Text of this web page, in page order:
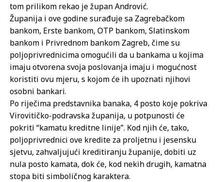
tom prilikom rekao je župan Andrović.
Županija i ove godine surađuje sa Zagrebačkom
bankom, Erste bankom, OTP bankom, Slatinskom
bankom i Privrednom bankom Zagreb, čime su
poljoprivrednicima omogućili da u bankama u kojima
imaju otvorena svoja poslovanja imaju i mogućnost
koristiti ovu mjeru, s kojom će ih upoznati njihovi
osobni bankari.
Po riječima predstavnika banaka, 4 posto koje pokriva
Virovitičko-podravska županija, u potpunosti će
pokriti “kamatu kreditne linije”. Kod njih će, tako,
poljoprivrednici ove kredite za proljetnu i jesensku
sjetvu, zahvaljujući kreditiranju županije, dobiti uz
nula posto kamata, dok će, kod nekih drugih, kamatna
stopa biti simboličnog karaktera.